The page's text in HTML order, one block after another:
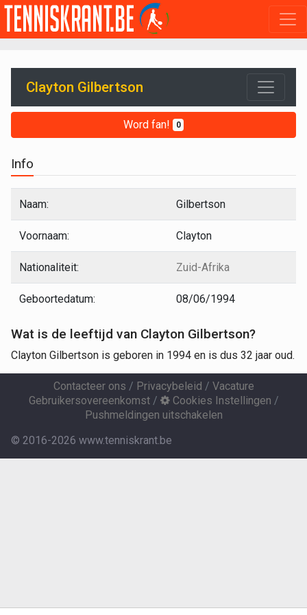
Clayton Gilbertson
Word fan! 0
Info
Naam: Gilbertson
Voornaam: Clayton
Nationaliteit: Zuid-Afrika
Geboortedatum: 08/06/1994
Wat is de leeftijd van Clayton Gilbertson?
Clayton Gilbertson is geboren in 1994 en is dus 32 jaar oud.
Contacteer ons / Privacybeleid / Vacature
Gebruikersovereenkomst/ Cookies Instellingen /
Pushmeldingen uitschakelen
© 2016-2026 www.tenniskrant.be